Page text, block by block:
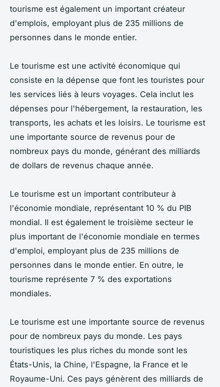
tourisme est également un important créateur
d'emplois, employant plus de 235 millions de
personnes dans le monde entier.
Le tourisme est une activité économique qui
consiste en la dépense que font les touristes pour
les services liés à leurs voyages. Cela inclut les
dépenses pour l'hébergement, la restauration, les
transports, les achats et les loisirs. Le tourisme est
une importante source de revenus pour de
nombreux pays du monde, générant des milliards
de dollars de revenus chaque année.
Le tourisme est un important contributeur à
l'économie mondiale, représentant 10 % du PIB
mondial. Il est également le troisième secteur le
plus important de l'économie mondiale en termes
d'emploi, employant plus de 235 millions de
personnes dans le monde entier. En outre, le
tourisme représente 7 % des exportations
mondiales.
Le tourisme est une importante source de revenus
pour de nombreux pays du monde. Les pays
touristiques les plus riches du monde sont les
États-Unis, la Chine, l'Espagne, la France et le
Royaume-Uni. Ces pays génèrent des milliards de